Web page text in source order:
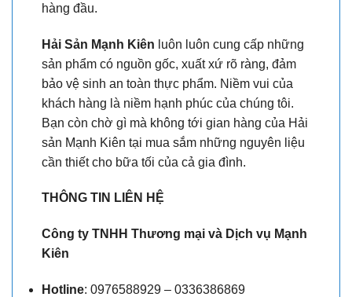
hàng đầu.
Hải Sản Mạnh Kiên luôn luôn cung cấp những
sản phẩm có nguồn gốc, xuất xứ rõ ràng, đảm
bảo vệ sinh an toàn thực phẩm. Niềm vui của
khách hàng là niềm hạnh phúc của chúng tôi.
Bạn còn chờ gì mà không tới gian hàng của Hải
sản Mạnh Kiên tại mua sắm những nguyên liệu
cần thiết cho bữa tối của cả gia đình.
THÔNG TIN LIÊN HỆ
Công ty TNHH Thương mại và Dịch vụ Mạnh
Kiên
Hotline: 0976588929 – 0336386869